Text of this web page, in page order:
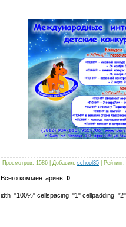
Просмотров: 1586 Добавил: school35 Рейтинг:
Всего комментариев: 0
idth="100%" cellspacing="1"